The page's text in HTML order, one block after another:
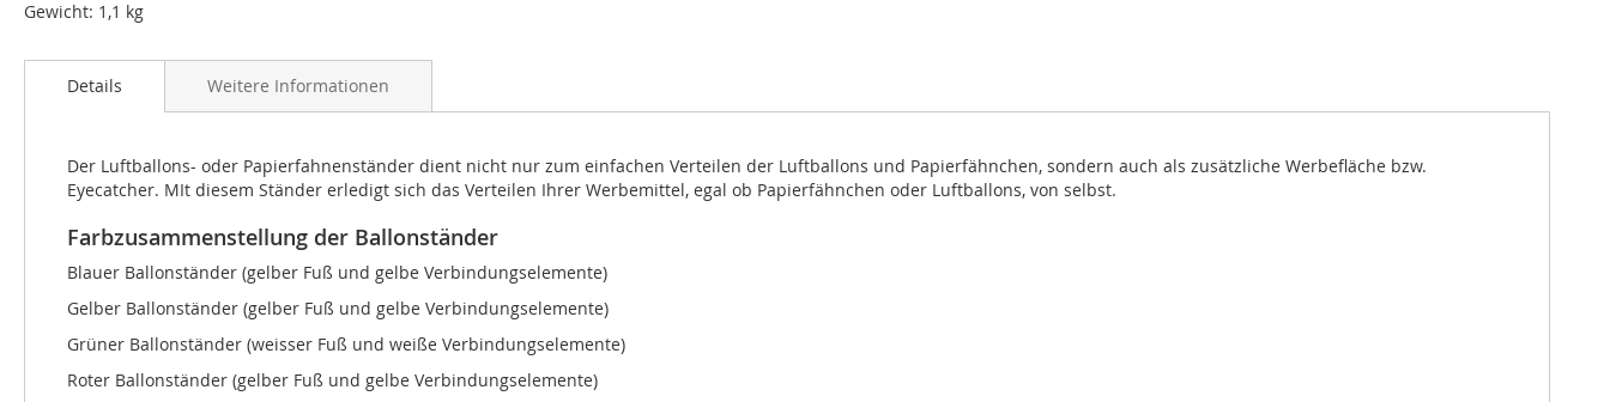
Details
Der Luftballons- oder Papierfahnenständer dient nicht nur zum einfachen Verteilen der Luftballons und Papierfähnchen, sondern auch als zusätzliche Werbefläche bzw.
Eyecatcher. MIt diesem Ständer erledigt sich das Verteilen Ihrer Werbemittel, egal ob Papierfähnchen oder Luftballons, von selbst.
Farbzusammenstellung der Ballonständer
Blauer Ballonständer (gelber Fuß und gelbe Verbindungselemente)
Gelber Ballonständer (gelber Fuß und gelbe Verbindungselemente)
Grüner Ballonständer (weisser Fuß und weiße Verbindungselemente)
Roter Ballonständer (gelber Fuß und gelbe Verbindungselemente)
Weitere Informationen